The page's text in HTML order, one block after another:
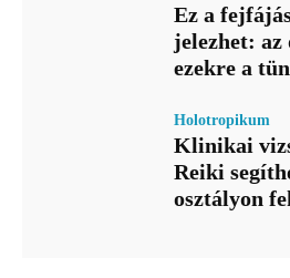
Ez a
jelezhet: az
ezekre a
Holotropikum
Klinikai
Reiki
osztályon